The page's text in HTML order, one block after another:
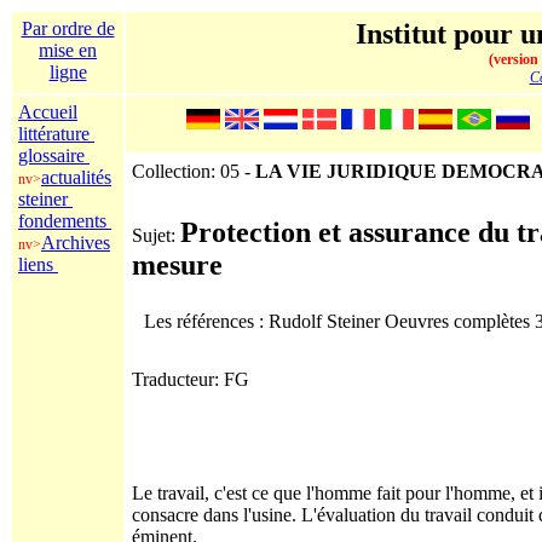
Par ordre de
mise en
ligne
Institut pour
(version
Accueil
littérature
glossaire
nv>actualités
steiner
fondements
nv>Archives
liens
Collection: 05 - LA VIE JURIDIQUE
Sujet: Protection et assurance du
mesure
Les références : Rudolf Steiner Oeuvres
Traducteur: FG
Le travail, c'est ce que l'homme fait pour l'homme,
consacre dans l'usine. L'évaluation du travail
éminent.